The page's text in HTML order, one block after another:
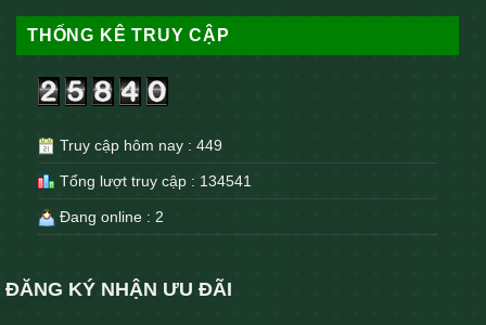
THỐNG KÊ TRUY CẬP
Truy cập hôm nay : 449
Tổng lượt truy cập : 134541
Đang online : 2
ĐĂNG KÝ NHẬN ƯU ĐÃI